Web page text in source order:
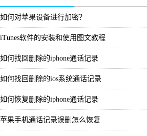
如何对苹果设备进行加密？
iTunes软件的安装和使用图文教程
如何找回删除的iphone通话记录
如何找回删除的ios系统通话记录
如何恢复删除的iphone通话记录
苹果手机通话记录误删怎么恢复